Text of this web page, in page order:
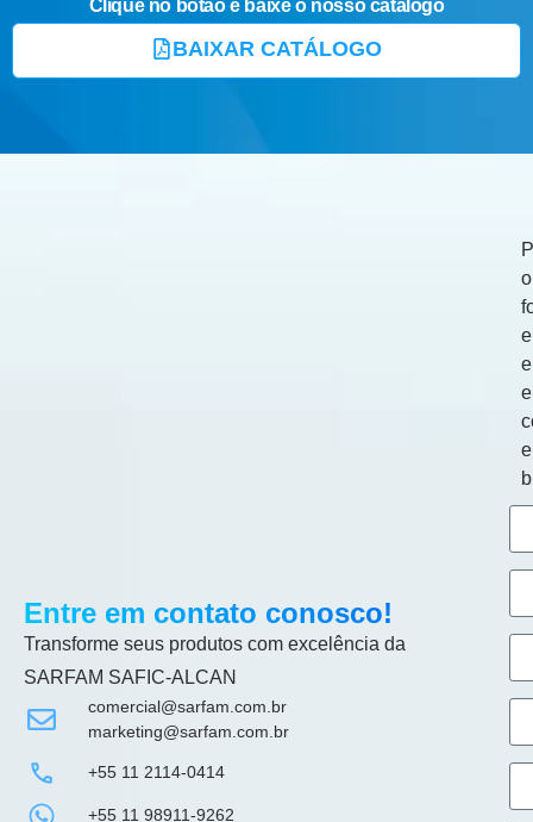
Clique no botão e baixe o nosso catálogo
BAIXAR CATÁLOGO
Entre em contato conosco!
Transforme seus produtos com excelência da
SARFAM SAFIC-ALCAN
comercial@sarfam.com.br
marketing@sarfam.com.br
+55 11 2114-0414
+55 11 98911-9262
o
e